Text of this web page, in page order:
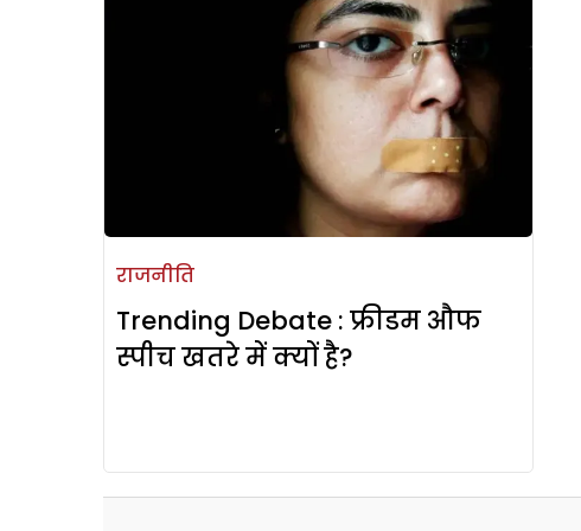
राजनीति
Trending Debate : फ्रीडम औफ
स्पीच खतरे में क्यों है?